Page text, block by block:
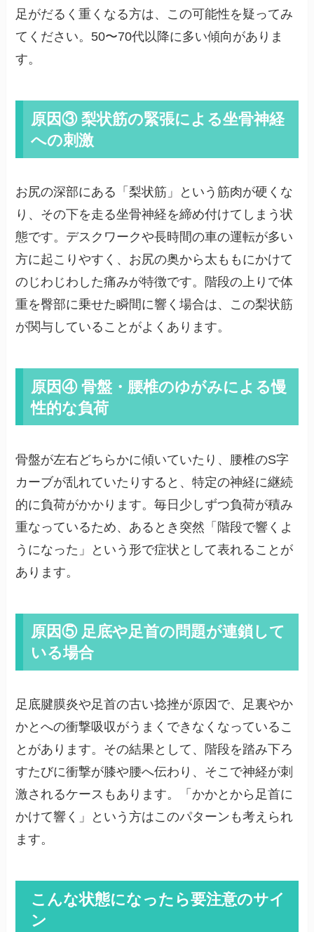
足がだるく重くなる方は、この可能性を疑ってみ
てください。50〜70代以降に多い傾向がありま
す。
原因③ 梨状筋の緊張による坐骨神経
への刺激
お尻の深部にある「梨状筋」という筋肉が硬くな
り、その下を走る坐骨神経を締め付けてしまう状
態です。デスクワークや長時間の車の運転が多い
方に起こりやすく、お尻の奥から太ももにかけて
のじわじわした痛みが特徴です。階段の上りで体
重を臀部に乗せた瞬間に響く場合は、この梨状筋
が関与していることがよくあります。
原因④ 骨盤・腰椎のゆがみによる慢
性的な負荷
骨盤が左右どちらかに傾いていたり、腰椎のS字
カーブが乱れていたりすると、特定の神経に継続
的に負荷がかかります。毎日少しずつ負荷が積み
重なっているため、あるとき突然「階段で響くよ
うになった」という形で症状として表れることが
あります。
原因⑤ 足底や足首の問題が連鎖して
いる場合
足底腱膜炎や足首の古い捻挫が原因で、足裏やか
かとへの衝撃吸収がうまくできなくなっているこ
とがあります。その結果として、階段を踏み下ろ
すたびに衝撃が膝や腰へ伝わり、そこで神経が刺
激されるケースもあります。「かかとから足首に
かけて響く」という方はこのパターンも考えられ
ます。
こんな状態になったら要注意のサイ
ン